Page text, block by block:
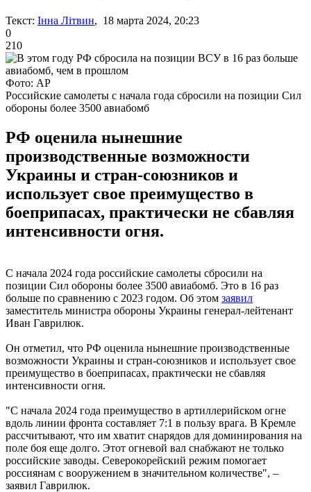
Текст: Інна Літвин, 18 марта 2024, 20:23
0
210
Фото: AP
Российские самолеты с начала года сбросили на позиции Сил
обороны более 3500 авиабомб
РФ оценила нынешние
производственные возможности
Украины и стран-союзников и
использует свое преимущество в
боеприпасах, практически не сбавляя
интенсивности огня.
С начала 2024 года российские самолеты сбросили на
позиции Сил обороны более 3500 авиабомб. Это в 16 раз
больше по сравнению с 2023 годом. Об этом заявил
заместитель министра обороны Украины генерал-лейтенант
Иван Гаврилюк.
Он отметил, что РФ оценила нынешние производственные
возможности Украины и стран-союзников и использует свое
преимущество в боеприпасах, практически не сбавляя
интенсивности огня.
"С начала 2024 года преимущество в артиллерийском огне
вдоль линии фронта составляет 7:1 в пользу врага. В Кремле
рассчитывают, что им хватит снарядов для доминирования на
поле боя еще долго. Этот огневой вал снабжают не только
российские заводы. Северокорейский режим помогает
россиянам с вооружением в значительном количестве", –
заявил Гаврилюк.